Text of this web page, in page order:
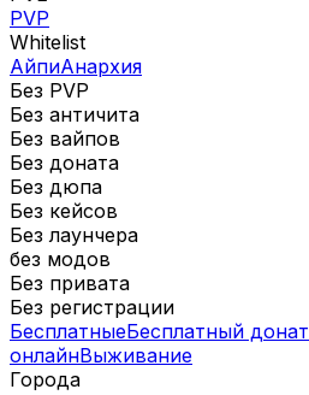
PVP
Whitelist
АйпиАнархия
Без PVP
Без античита
Без вайпов
Без доната
Без дюпа
Без кейсов
Без лаунчера
без модов
Без привата
Без регистрации
БесплатныеБесплатный донат
онлайнВыживание
Города